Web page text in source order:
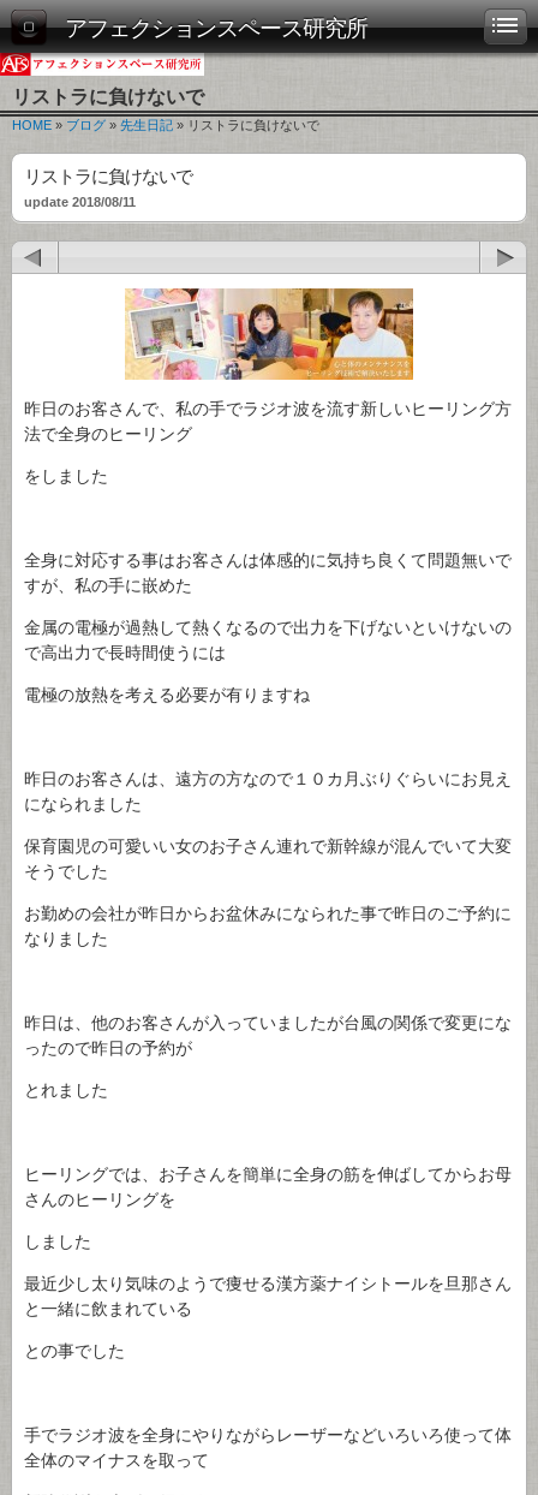
アフェクションスペース研究所
リストラに負けないで
HOME » ブログ » 先生日記 » リストラに負けないで
リストラに負けないで
update 2018/08/11
昨日のお客さんで、私の手でラジオ波を流す新しいヒーリング方
法で全身のヒーリング
をしました
全身に対応する事はお客さんは体感的に気持ち良くて問題無いで
すが、私の手に嵌めた
金属の電極が過熱して熱くなるので出力を下げないといけないの
で高出力で長時間使うには
電極の放熱を考える必要が有りますね
昨日のお客さんは、遠方の方なので１０カ月ぶりぐらいにお見え
になられました
保育園児の可愛いい女のお子さん連れで新幹線が混んでいて大変
そうでした
お勤めの会社が昨日からお盆休みになられた事で昨日のご予約に
なりました
昨日は、他のお客さんが入っていましたが台風の関係で変更にな
ったので昨日の予約が
とれました
ヒーリングでは、お子さんを簡単に全身の筋を伸ばしてからお母
さんのヒーリングを
しました
最近少し太り気味のようで痩せる漢方薬ナイシトールを旦那さん
と一緒に飲まれている
との事でした
手でラジオ波を全身にやりながらレーザーなどいろいろ使って体
全体のマイナスを取って